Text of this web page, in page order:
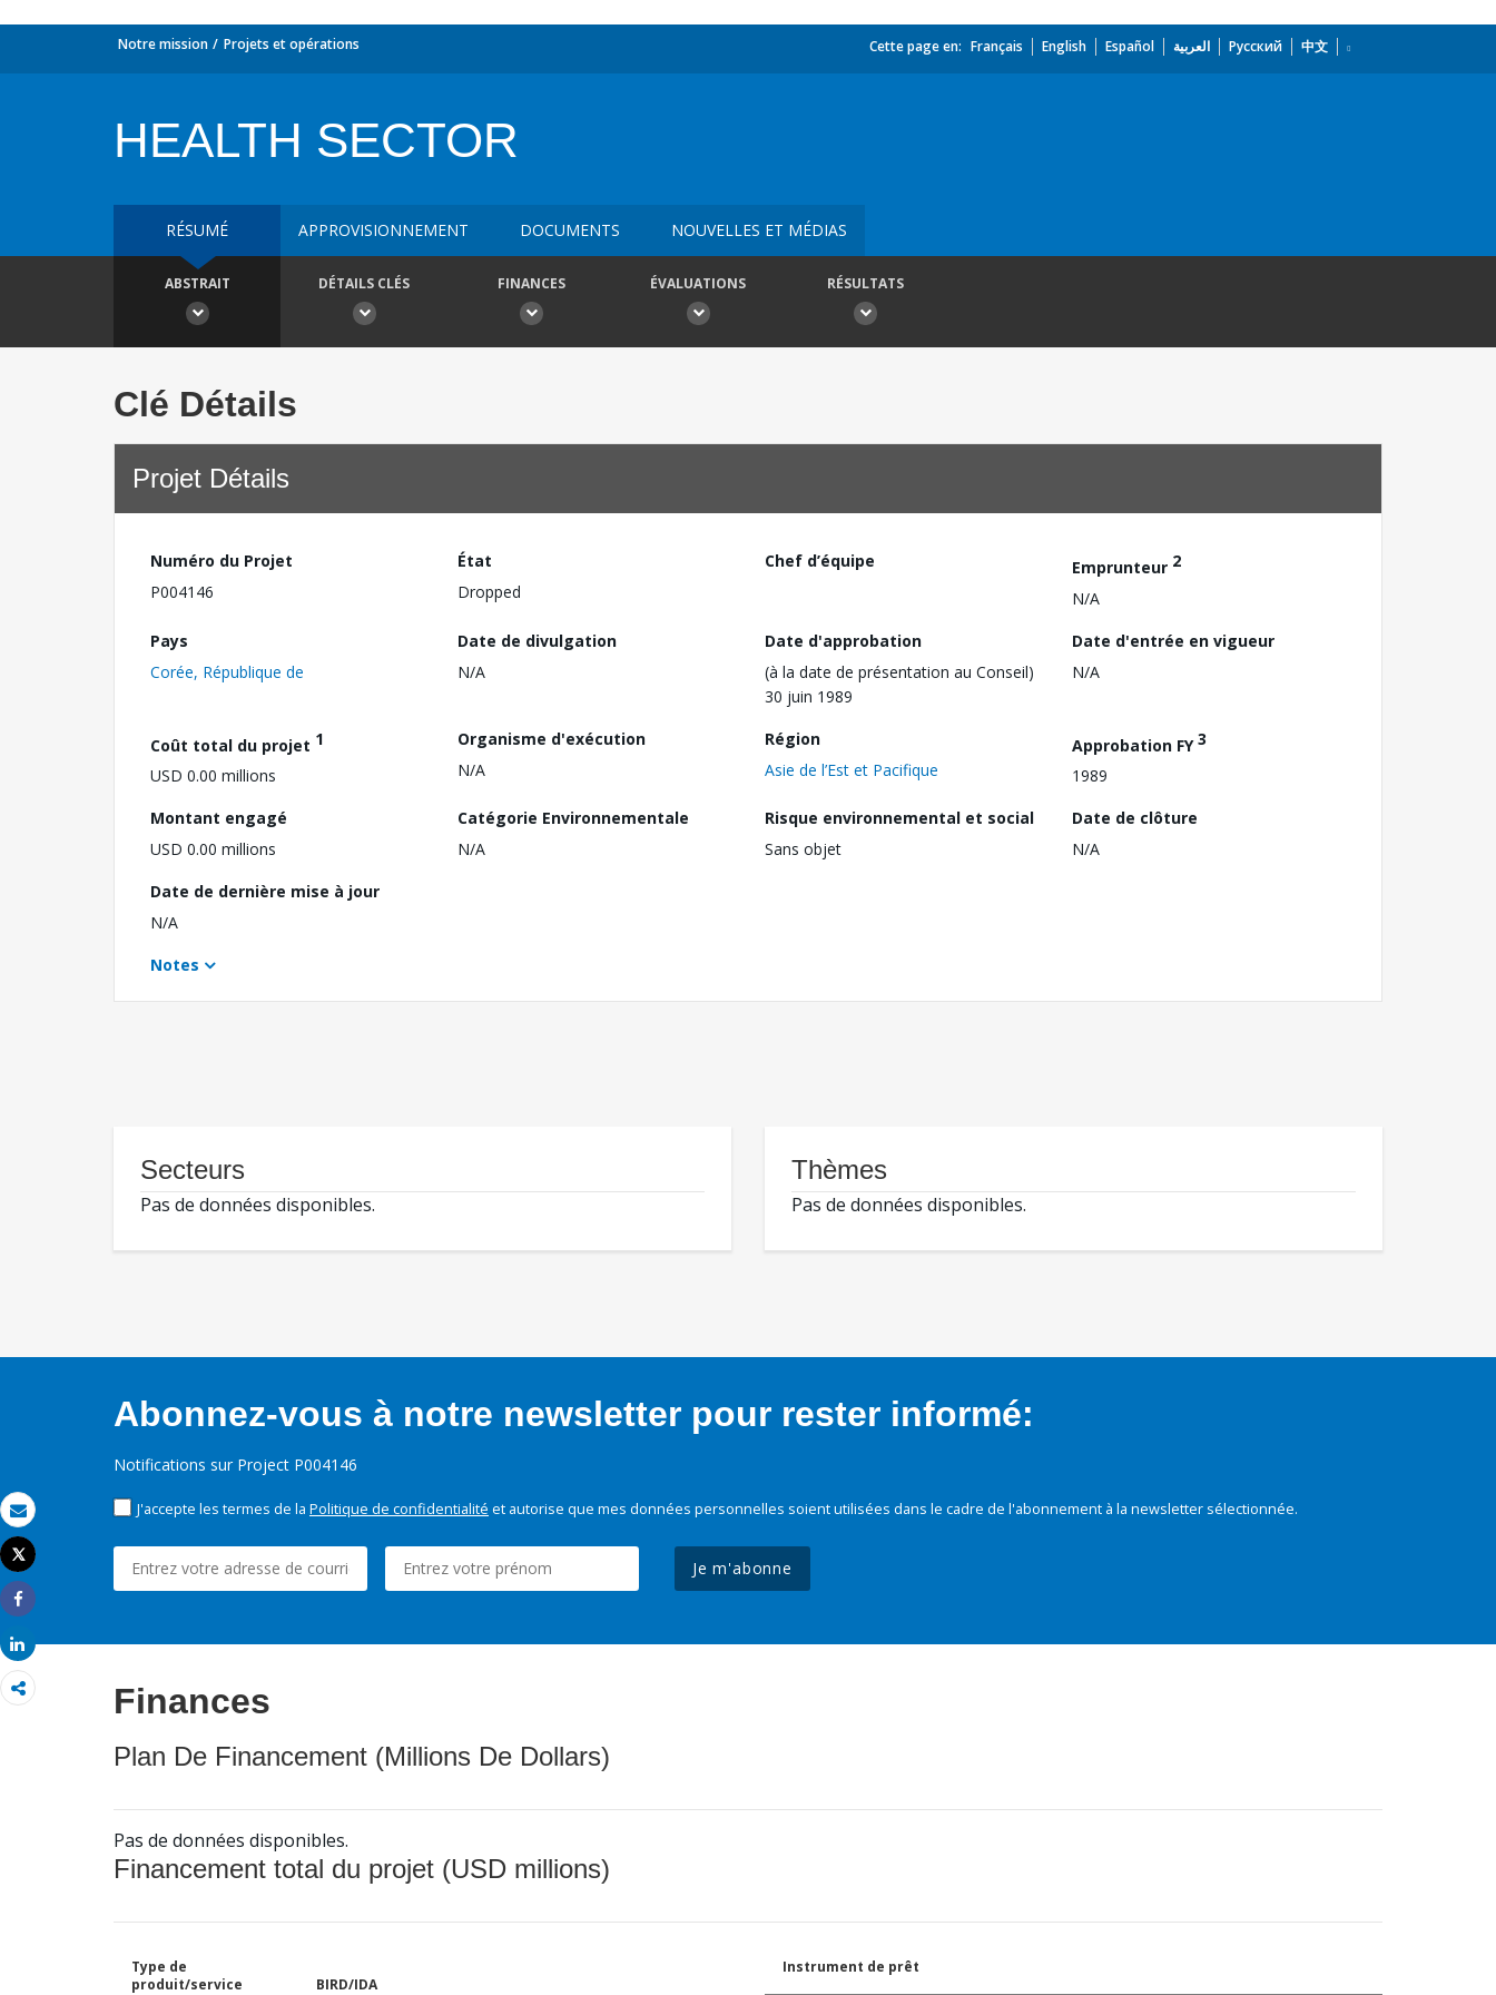
Email
Imprimer
Tweet
Share
Share
Notre mission Projets et opérations Cette page en: Français English Español العربية Русский 中文
HEALTH SECTOR
RÉSUMÉ APPROVISIONNEMENT DOCUMENTS NOUVELLES ET MÉDIAS
ABSTRAIT DÉTAILS CLÉS FINANCES ÉVALUATIONS RÉSULTATS
Clé Détails
Projet Détails
Numéro du Projet
P004146
État
Dropped
Chef d’équipe Emprunteur 2
N/A
Pays
Corée, République de
Date de divulgation
N/A
Date d'approbation
(à la date de présentation au Conseil)
30 juin 1989
Date d'entrée en vigueur
N/A
Coût total du projet 1
USD 0.00 millions
Organisme d'exécution
N/A
Région
Asie de l’Est et Pacifique
Approbation FY3
1989
Montant engagé
USD 0.00 millions
Catégorie Environnementale
N/A
Risque environnemental et social
Sans objet
Date de clôture
N/A
Date de dernière mise à jour
N/A
Notes
Secteurs
Pas de données disponibles.
Thèmes
Pas de données disponibles.
Abonnez-vous à notre newsletter pour rester informé:
Notifications sur Project P004146
J'accepte les termes de la Politique de confidentialité et autorise que mes données personnelles soient utilisées dans le cadre de l'abonnement à la newsletter sélectionnée.
Je m'abonne
Finances
Plan De Financement (Millions De Dollars)
Pas de données disponibles.
Financement total du projet (USD millions)
Type de
produit/service
BIRD/IDA
Instrument de prêt